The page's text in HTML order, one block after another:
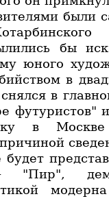
были
бы
юного
в
в
футуристов"
в
"Пир",